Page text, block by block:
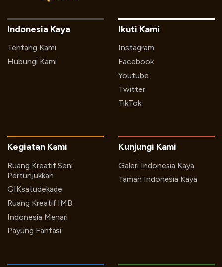
Indonesia Kaya
Tentang Kami
Hubungi Kami
Ikuti Kami
Instagram
Facebook
Youtube
Twitter
TikTok
Kegiatan Kami
Ruang Kreatif Seni
Pertunjukkan
GIKsatudekade
Ruang Kreatif IMB
Indonesia Menari
Payung Fantasi
Kunjungi Kami
Galeri Indonesia Kaya
Taman Indonesia Kaya